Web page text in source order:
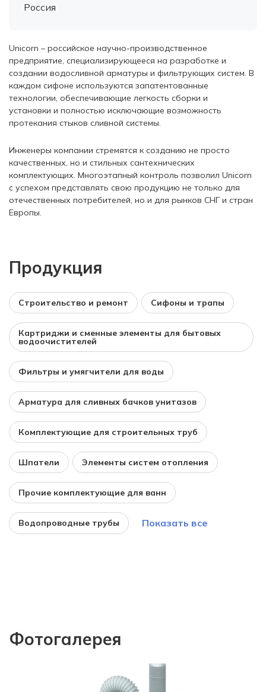
Unicorn – российское научно-производственное
предприятие, специализирующееся на разработке и
создании водосливной арматуры и фильтрующих систем. В
каждом сифоне используются запатентованные
технологии, обеспечивающие легкость сборки и
установки и полностью исключающие возможность
протекания стыков сливной системы.
Инженеры компании стремятся к созданию не просто
качественных, но и стильных сантехнических
комплектующих. Многоэтапный контроль позволил Unicorn
с успехом представлять свою продукцию не только для
отечественных потребителей, но и для рынков СНГ и стран
Европы.
Продукция
Строительство и ремонт Сифоны и трапы
Картриджи и сменные элементы для бытовых
водоочистителей
Фильтры и умягчители для воды
Арматура для сливных бачков унитазов
Комплектующие для строительных труб
Шпатели Элементы систем отопления
Прочие комплектующие для ванн
Водопроводные трубы Показать все
Фотогалерея
Россия